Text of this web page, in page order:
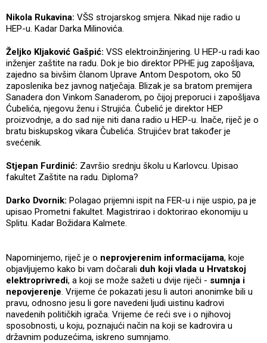
Nikola Rukavina: VŠS strojarskog smjera. Nikad nije radio u
HEP-u. Kadar Darka Milinovića.
Željko Kljaković Gašpić: VSS elektroinžinjering. U HEP-u radi kao
inženjer zaštite na radu. Dok je bio direktor PPHE jug zapošljava,
zajedno sa bivšim članom Uprave Antom Despotom, oko 50
zaposlenika bez javnog natječaja. Blizak je sa bratom premijera
Sanadera don Vinkom Sanaderom, po čijoj preporuci i zapošljava
Ćubelića, njegovu ženu i Strujića. Ćubelić je direktor HEP
proizvodnje, a do sad nije niti dana radio u HEP-u. Inače, riječ je o
bratu biskupskog vikara Čubelića. Strujićev brat također je
svećenik.
Stjepan Furdinić: Završio srednju školu u Karlovcu. Upisao
fakultet Zaštite na radu. Diploma?
Darko Dvornik: Polagao prijemni ispit na FER-u i nije uspio, pa je
upisao Prometni fakultet. Magistrirao i doktorirao ekonomiju u
Splitu. Kadar Božidara Kalmete.
Napominjemo, riječ je o neprovjerenim informacijama, koje
objavljujemo kako bi vam dočarali duh koji vlada u Hrvatskoj
elektroprivredi, a koji se može sažeti u dvije riječi - sumnja i
nepovjerenje. Vrijeme će pokazati jesu li autori anonimke bili u
pravu, odnosno jesu li gore navedeni ljudi uistinu kadrovi
navedenih političkih igrača. Vrijeme će reći sve i o njihovoj
sposobnosti, u koju, poznajući način na koji se kadrovira u
državnim poduzećima, iskreno sumnjamo.